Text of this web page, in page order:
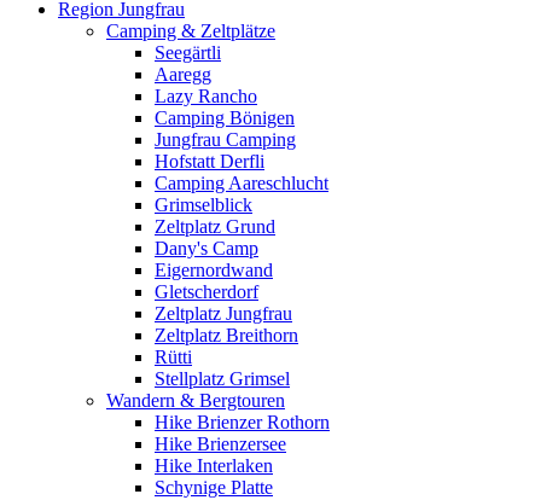
Region Jungfrau
Camping & Zeltplätze
Seegärtli
Aaregg
Lazy Rancho
Camping Bönigen
Jungfrau Camping
Hofstatt Derfli
Camping Aareschlucht
Grimselblick
Zeltplatz Grund
Dany's Camp
Eigernordwand
Gletscherdorf
Zeltplatz Jungfrau
Zeltplatz Breithorn
Rütti
Stellplatz Grimsel
Wandern & Bergtouren
Hike Brienzer Rothorn
Hike Brienzersee
Hike Interlaken
Schynige Platte